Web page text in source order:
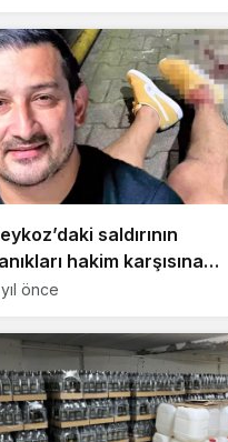
saldırının
hakim karşısına
önce